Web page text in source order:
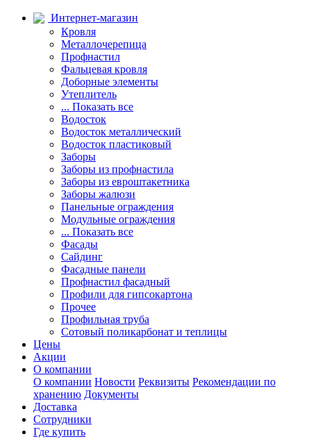
Интернет-магазин
Кровля
Металлочерепица
Профнастил
Фальцевая кровля
Доборные элементы
Утеплитель
... Показать все
Водосток
Водосток металлический
Водосток пластиковый
Заборы
Заборы из профнастила
Заборы из евроштакетника
Заборы жалюзи
Панельные ограждения
Модульные ограждения
... Показать все
Фасады
Сайдинг
Фасадные панели
Профнастил фасадный
Профили для гипсокартона
Прочее
Профильная труба
Сотовый поликарбонат и теплицы
Цены
Акции
О компании
О компании Новости Реквизиты Рекомендации по
хранению Документы
Доставка
Сотрудники
Где купить